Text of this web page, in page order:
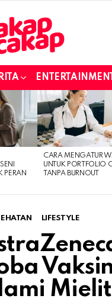
ENTERTAINMENT
PERAN
CARA MENGATUR
UNTUK PORTFOLIO
TANPA BURNOUT
LIFESTYLE